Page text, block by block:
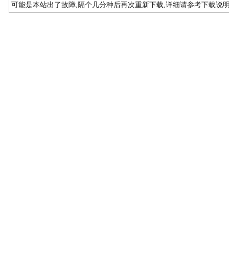
可能是本站出了故障,隔个几分种后再次重新下载,详细请参考下载说